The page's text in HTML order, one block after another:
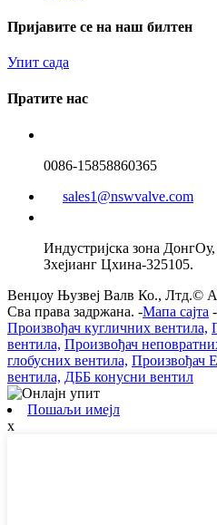
Пријавите се на наш билтен
Упит сада
Пратите нас
0086-15858860365
sales1@nswvalve.com
Индустријска зона
Зхејианг Цхина-325105.
Венџоу Њузвеј Валв Ко., Лтд.©
Сва права задржана. -Мапа сајта -
Произвођач кугличних вентила,
вентила, Произвођач
глобусних вентила, Произвођач
вентила, ДББ конусни вентил
Пошаљи имејл
x